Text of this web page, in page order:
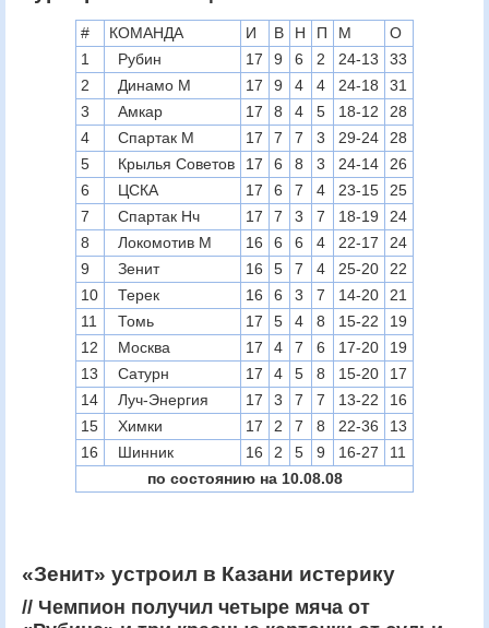
# КОМАНДА И В Н П М
О
1
Рубин 17 9 6 2 24-13
33
2
Динамо М 17 9 4 4 24-18
31
3
Амкар 17 8 4 5 18-12
28
4
Спартак М 17 7 7 3 29-24
28
5
Крылья Советов 17 6 8 3 24-14
26
6
ЦСКА 17 6 7 4 23-15
25
7
Спартак Нч 17 7 3 7 18-19
24
8
Локомотив М 16 6 6 4 22-17
24
9
Зенит 16 5 7 4 25-20
22
10
Терек 16 6 3 7 14-20
21
11
Томь 17 5 4 8 15-22
19
12
Москва 17 4 7 6 17-20
19
13
Сатурн 17 4 5 8 15-20
17
14
Луч-Энергия 17 3 7 7 13-22
16
15
Химки 17 2 7 8 22-36
13
16
Шинник 16 2 5 9 16-27
11
по состоянию на 10.08.08
«Зенит» устроил в Казани истерику
// Чемпион получил четыре мяча от